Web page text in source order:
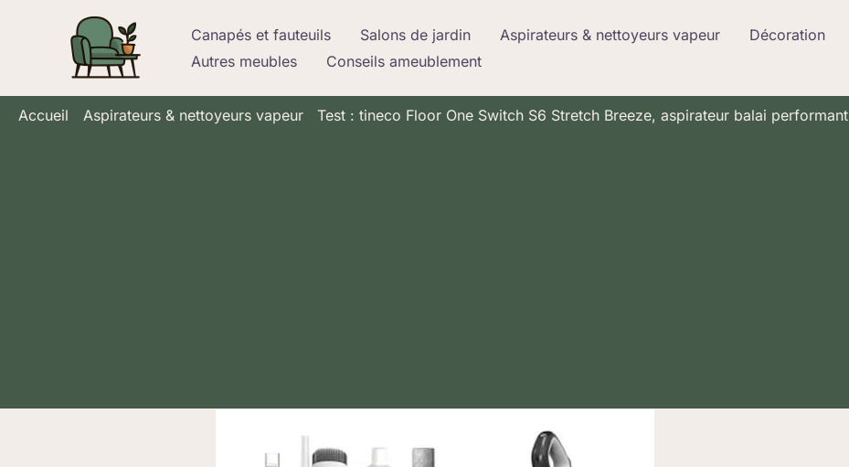
Canapés et fauteuils Salons de jardin Aspirateurs & nettoyeurs vapeur Décoration
Autres meubles
Conseils ameublement
Accueil Aspirateurs & nettoyeurs vapeur Test : tineco Floor One Switch S6 Stretch Breeze, aspirateur balai performant